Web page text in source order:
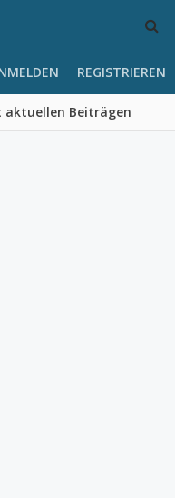
aktuellen Beiträgen
REGISTRIEREN